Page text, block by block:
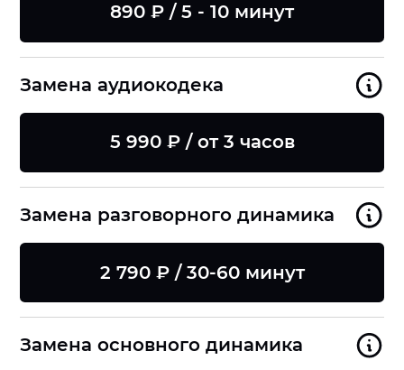
890 ₽ / 5 - 10 минут
Замена аудиокодека
5 990 ₽ / от 3 часов
Замена разговорного динамика
2 790 ₽ / 30-60 минут
Замена основного динамика